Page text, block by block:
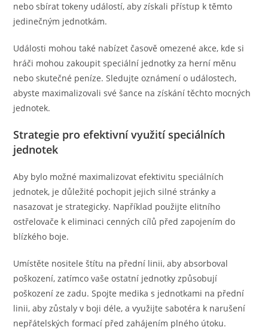
nebo sbírat tokeny událostí, aby získali přístup k těmto
jedinečným jednotkám.
Události mohou také nabízet časově omezené akce, kde si
hráči mohou zakoupit speciální jednotky za herní měnu
nebo skutečné peníze. Sledujte oznámení o událostech,
abyste maximalizovali své šance na získání těchto mocných
jednotek.
Strategie pro efektivní využití speciálních
jednotek
Aby bylo možné maximalizovat efektivitu speciálních
jednotek, je důležité pochopit jejich silné stránky a
nasazovat je strategicky. Například použijte elitního
ostřelovače k eliminaci cenných cílů před zapojením do
blízkého boje.
Umístěte nositele štítu na přední linii, aby absorboval
poškození, zatímco vaše ostatní jednotky způsobují
poškození ze zadu. Spojte medika s jednotkami na přední
linii, aby zůstaly v boji déle, a využijte sabotéra k narušení
nepřátelských formací před zahájením plného útoku.